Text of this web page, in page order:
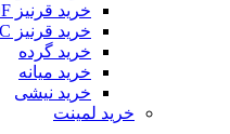
خرید قرنیز MDF
خرید قرنیز PVC
خرید گرده
خرید میانه
خرید نیشی
خرید لمینت